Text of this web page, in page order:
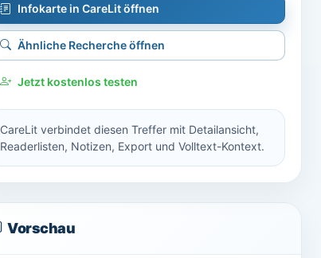
Infokarte in CareLit öffnen
Ähnliche Recherche öffnen
Jetzt kostenlos testen
CareLit verbindet diesen Treffer mit Detailansicht,
Readerlisten, Notizen, Export und Volltext-Kontext.
Vorschau